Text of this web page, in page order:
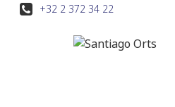
+32 2 372 34 22